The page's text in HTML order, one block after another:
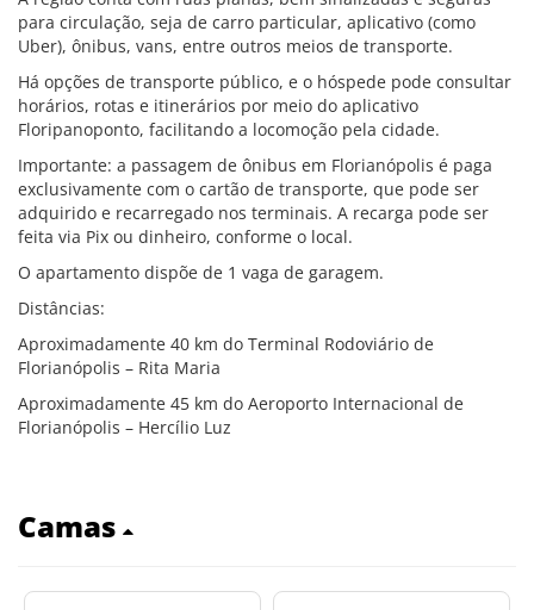
para circulação, seja de carro particular, aplicativo (como
Uber), ônibus, vans, entre outros meios de transporte.
Há opções de transporte público, e o hóspede pode consultar
horários, rotas e itinerários por meio do aplicativo
Floripanoponto, facilitando a locomoção pela cidade.
Importante: a passagem de ônibus em Florianópolis é paga
exclusivamente com o cartão de transporte, que pode ser
adquirido e recarregado nos terminais. A recarga pode ser
feita via Pix ou dinheiro, conforme o local.
O apartamento dispõe de 1 vaga de garagem.
Distâncias:
Aproximadamente 40 km do Terminal Rodoviário de
Florianópolis – Rita Maria
Aproximadamente 45 km do Aeroporto Internacional de
Florianópolis – Hercílio Luz
Camas